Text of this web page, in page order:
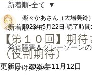
新着順-全て
発達障害＆グレーゾーン
声かけ変換表
新着順-全て
【第１０回】期待
（役割期待）
楽々かあさん（大場美
2023年5月22日 読了時
更新日：2025年11月12日